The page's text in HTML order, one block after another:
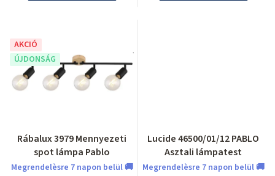
AKCIÓ
ÚJDONSÁG
Rábalux 3979 Mennyezeti
spot lámpa Pablo
Megrendelèsre 7 napon belül 🚚
Lucide 46500/01/12 PABLO
Asztali lámpatest
Megrendelèsre 7 napon belül 🚚